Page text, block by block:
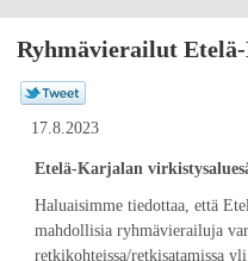
Ryhmävierailut
17.8.2023
Etelä-Karjalan
Haluaisimme tiedottaa, että
mahdollisia ryhmävierailuja
retkikohteissa/retkisatamissa